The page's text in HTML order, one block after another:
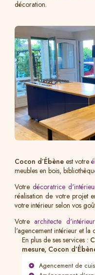
décoration.
Cocon d’Ébène est votre
meubles en bois,
Votre décoratrice
réalisation de votre projet
votre intérieur selon vos
Votrearchitecte
l'agencement intérieur et la
En plus de ses services :
mesure, Cocon
Agencement de